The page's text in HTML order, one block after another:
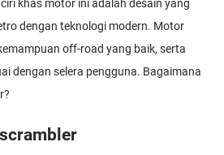
khas motor ini adalah desain yang
dengan teknologi modern. Motor
off-road yang baik, serta
dengan selera pengguna. Bagaimana